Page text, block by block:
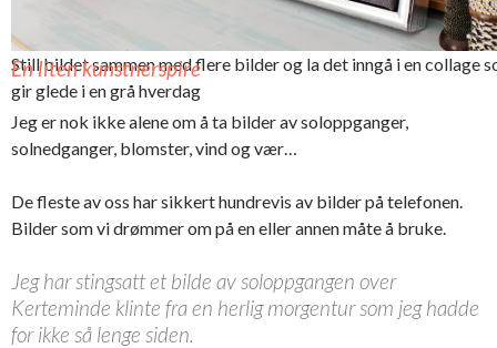
Still bildet sammen med flere bilder og la det inngå i en collage
gir glede i en grå hverdag
En liten kunstnerspire
Jeg er nok ikke alene om å ta bilder av soloppganger,
solnedganger, blomster, vind og vær…
De fleste av oss har sikkert hundrevis av bilder på telefonen.
Bilder som vi drømmer om på en eller annen måte å bruke.
Jeg har stingsatt et bilde av soloppgangen over
Kerteminde klinte fra en herlig morgentur som jeg hadde
for ikke så lenge siden.